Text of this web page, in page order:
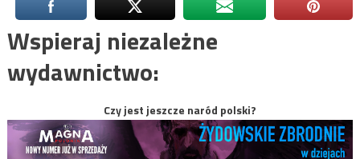
Wspieraj niezależne
wydawnictwo:
Czy jest jeszcze naród polski?